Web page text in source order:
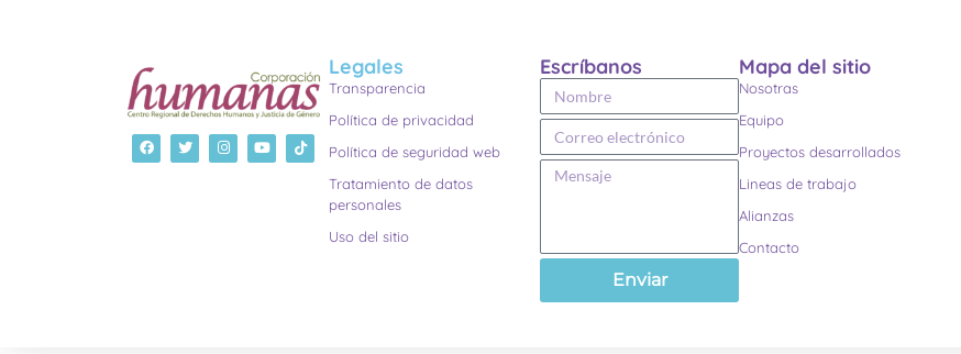
Legales
Transparencia
Política de privacidad
Política de seguridad web
Tratamiento de datos
personales
Uso del sitio
Escríbanos
Enviar
Mapa del sitio
Nosotras
Equipo
Proyectos desarrollados
Lineas de trabajo
Alianzas
Contacto